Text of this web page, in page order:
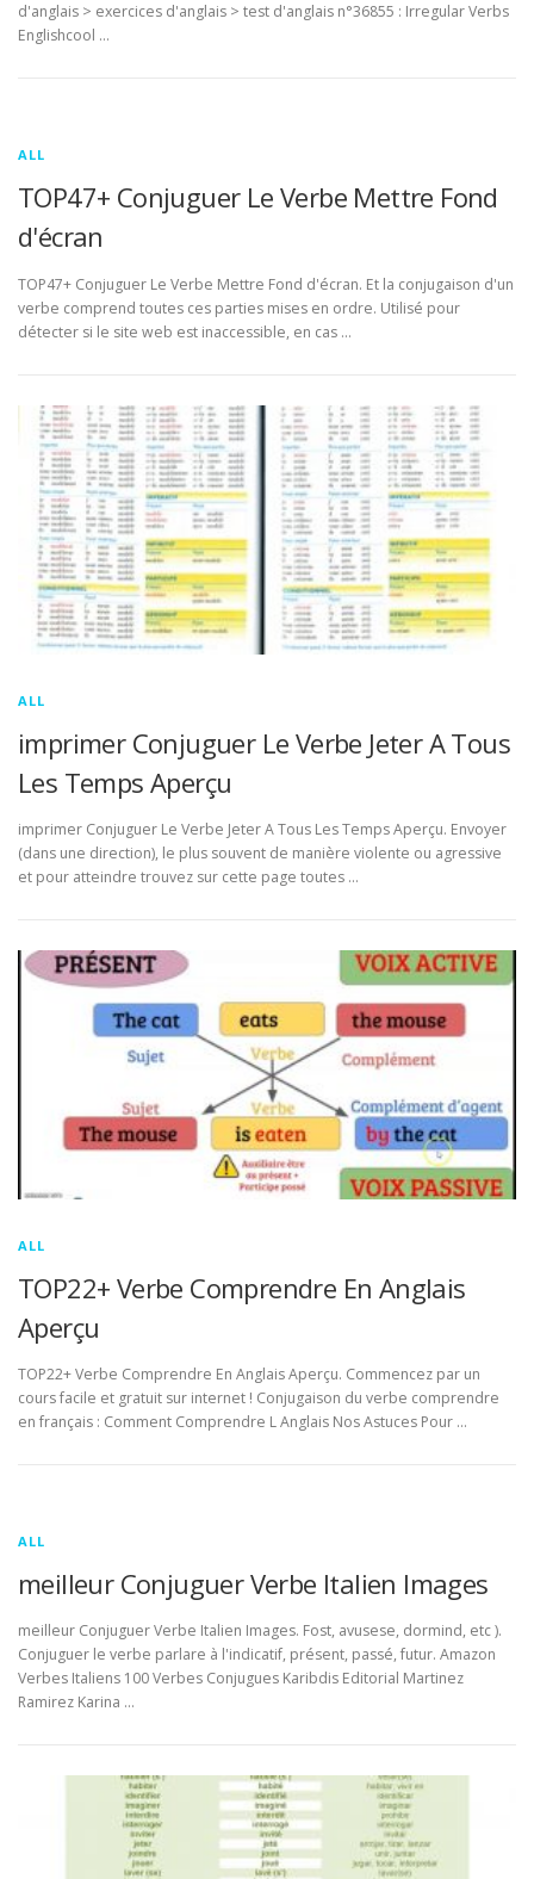
d'anglais > exercices d'anglais > test d'anglais n°36855 : Irregular Verbs
Englishcool …
ALL
TOP47+ Conjuguer Le Verbe Mettre Fond
d'écran
TOP47+ Conjuguer Le Verbe Mettre Fond d'écran. Et la conjugaison d'un
verbe comprend toutes ces parties mises en ordre. Utilisé pour
détecter si le site web est inaccessible, en cas …
ALL
imprimer Conjuguer Le Verbe Jeter A Tous
Les Temps Aperçu
imprimer Conjuguer Le Verbe Jeter A Tous Les Temps Aperçu. Envoyer
(dans une direction), le plus souvent de manière violente ou agressive
et pour atteindre trouvez sur cette page toutes …
ALL
TOP22+ Verbe Comprendre En Anglais
Aperçu
TOP22+ Verbe Comprendre En Anglais Aperçu. Commencez par un
cours facile et gratuit sur internet ! Conjugaison du verbe comprendre
en français : Comment Comprendre L Anglais Nos Astuces Pour …
ALL
meilleur Conjuguer Verbe Italien Images
meilleur Conjuguer Verbe Italien Images. Fost, avusese, dormind, etc ).
Conjuguer le verbe parlare à l'indicatif, présent, passé, futur. Amazon
Verbes Italiens 100 Verbes Conjugues Karibdis Editorial Martinez
Ramirez Karina …